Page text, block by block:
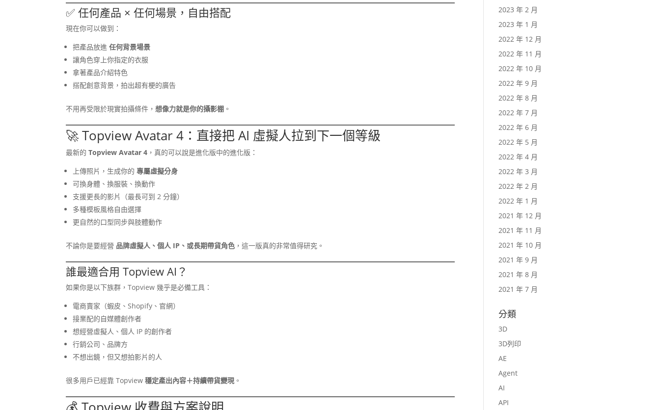
✅ 任何產品 × 任何場景，自由搭配
現在你可以做到：
把產品放進任何背景場景
讓角色穿上你指定的衣服
拿著產品介紹特色
搭配創意背景，拍出超有梗的廣告
不用再受限於現實拍攝條件，想像力就是你的攝影棚 。
🚀 Topview Avatar 4：直接把 AI 虛擬人拉到下一個等級
最新的Topview Avatar 4 ，真的可以說是進化版中的進化版：
上傳照片，生成你的專屬虛擬分身
可換身體、換服裝、換動作
支援更長的影片（最長可到 2 分鐘）
多種模板風格自由選擇
更自然的口型同步與肢體動作
不論你是要經營 品牌虛擬人、個人 IP、或長期帶貨角色 ，這一版真的非常值得研究。
誰最適合用 Topview AI？
如果你是以下族群，Topview 幾乎是必備工具：
電商賣家（蝦皮、Shopify、官網）
接業配的自媒體創作者
想經營虛擬人、個人 IP 的創作者
行銷公司、品牌方
不想出鏡，但又想拍影片的人
很多用戶已經靠 Topview穩定產出內容＋持續帶貨變現 。
2023 年 2 月
2023 年 1 月
2022 年 12 月
2022 年 11 月
2022 年 10 月
2022 年 9 月
2022 年 8 月
2022 年 7 月
2022 年 6 月
2022 年 5 月
2022 年 4 月
2022 年 3 月
2022 年 2 月
2022 年 1 月
2021 年 12 月
2021 年 11 月
2021 年 10 月
2021 年 9 月
2021 年 8 月
2021 年 7 月
分類
3D
3D列印
AE
Agent
AI
API